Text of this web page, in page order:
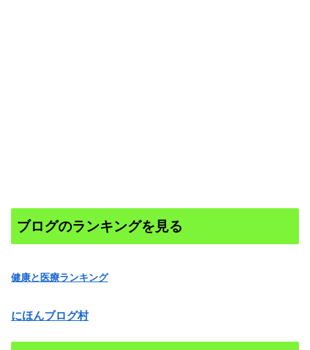
ブログのランキングを見る
健康と医療ランキング
にほんブログ村